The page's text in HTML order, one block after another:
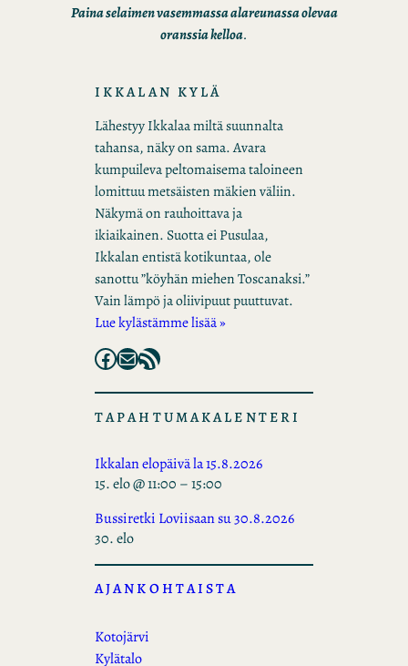
Paina selaimen vasemmassa alareunassa olevaa
oranssia kelloa.
IKKALAN KYLÄ
Lähestyy Ikkalaa miltä suunnalta
tahansa, näky on sama. Avara
kumpuileva peltomaisema taloineen
lomittuu metsäisten mäkien väliin.
Näkymä on rauhoittava ja
ikiaikainen. Suotta ei Pusulaa,
Ikkalan entistä kotikuntaa, ole
sanottu ”köyhän miehen Toscanaksi.”
Vain lämpö ja oliivipuut puuttuvat.
Lue kylästämme lisää »
Facebook Mail RSS Feed
TAPAHTUMAKALENTERI
Ikkalan elopäivä la 15.8.2026
15. elo @ 11:00 –15:00
Bussiretki Loviisaan su 30.8.2026
30. elo
AJANKOHTAISTA
Kotojärvi
Kylätalo